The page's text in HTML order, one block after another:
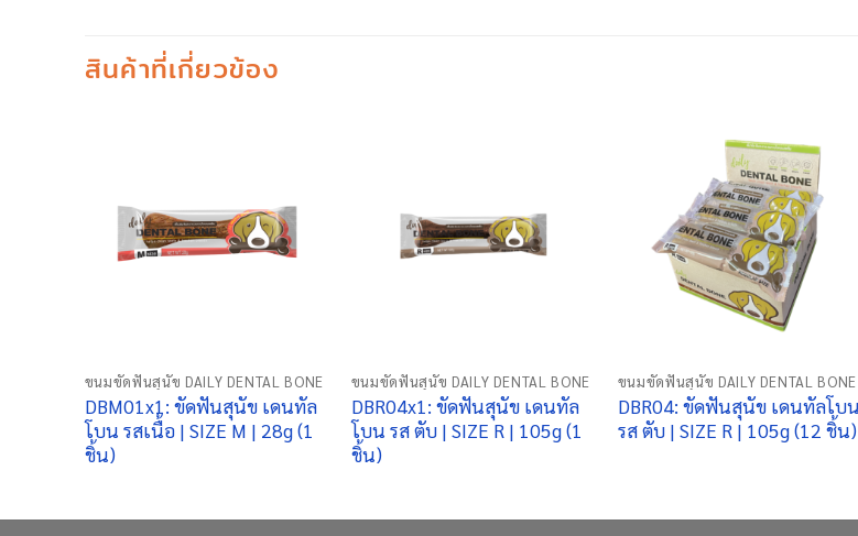
สินค้าที่เกี่ยวข้อง
ขนมขัดฟันสุนัข DAILY DENTAL BONE
DBM01x1: ขัดฟันสุนัข เดนทัล
โบน รสเนื้อ | SIZE M | 28g (1
ชิ้น)
ขนมขัดฟันสุนัข DAILY DENTAL BONE
DBR04x1: ขัดฟันสุนัข เดนทัล
โบน รส ตับ | SIZE R | 105g (1
ชิ้น)
ขนมขัดฟันสุนัข DAILY DENTAL BONE
DBR04: ขัดฟันสุนัข เดนทัลโบน
รส ตับ | SIZE R | 105g (12 ชิ้น)